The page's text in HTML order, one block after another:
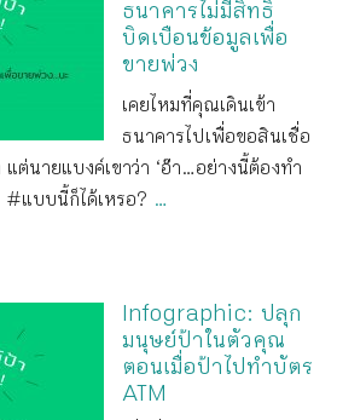
ธนาคารไม่มีสิทธิ์
บิดเบือนข้อมูลเพื่อ
ขายพ่วง
เคยไหมที่คุณเดินเข้า
ธนาคารไปเพื่อขอสินเชื่อ
ต่นายแบงค์เขาว่า ‘อ๊า...อย่างนี้ต้องทำ
#แบบนี้ก็ได้เหรอ? ...
Infographic: ปลุก
มนุษย์ป้าในตัวคุณ
ตอนเมื่อป้าไปทำบัตร
ATM